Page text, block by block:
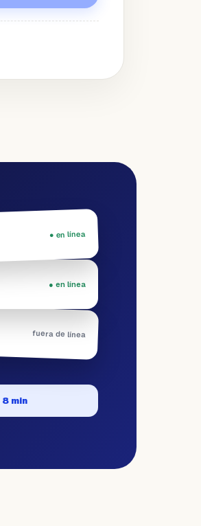
● en línea
● en línea
fuera de línea
8 min